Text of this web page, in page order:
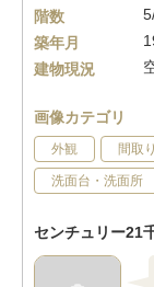
階数
築年月
建物現況
画像カテゴリ
外観 間取り
洗面台・洗面所
センチュリー21